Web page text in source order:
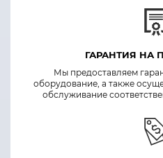
ГАРАНТИЯ НА
Мы предоставляем
оборудование, а также
обслуживание